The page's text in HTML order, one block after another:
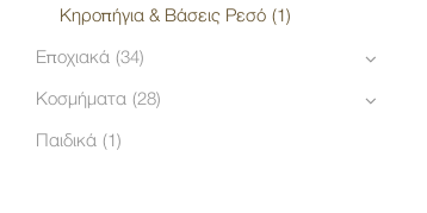
Κηροπήγια & Βάσεις Ρεσό (1)
Εποχιακά (34)
Κοσμήματα (28)
Παιδικά (1)